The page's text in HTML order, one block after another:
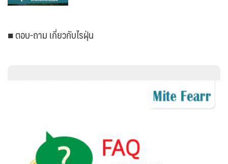
■ ตอบ-ถาม เกี่ยวกับไรฝุ่น